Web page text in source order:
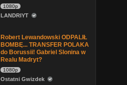
1080p
LANDRIYT
Robert Lewandowski ODPALIŁ
BOMBĘ... TRANSFER POLAKA
do Borussii! Gabriel Slonina w
Realu Madryt?
1080p
Ostatni Gwizdek